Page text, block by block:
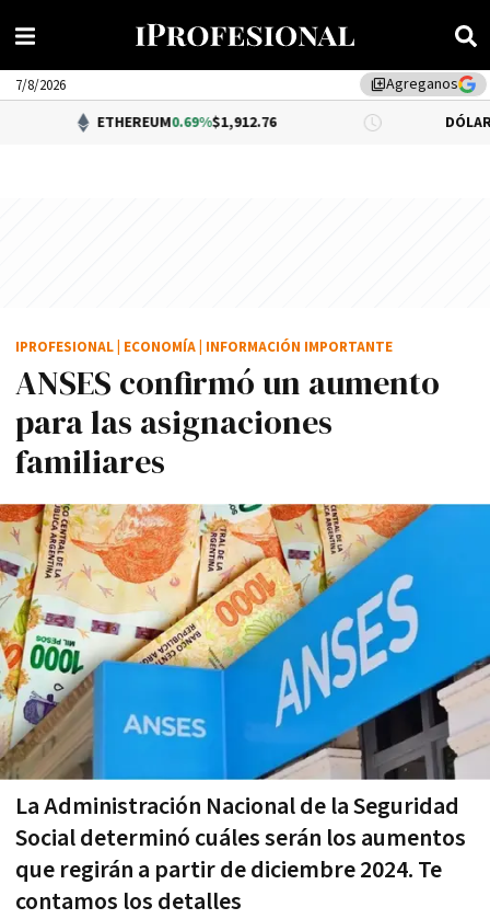
library_addAgreganos
7/8/2026
ETHEREUM0.69%$1,912.76 DÓLAR BNA
ANSES confirmó un aumento
para las asignaciones
familiares
La Administración Nacional de la Seguridad
Social determinó cuáles serán los aumentos
que regirán a partir de diciembre 2024. Te
contamos los detalles
IPROFESIONAL ECONOMÍA INFORMACIÓN IMPORTANTE